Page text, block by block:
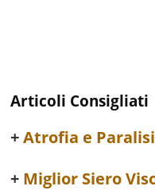
Articoli Consigliati
Atrofia e
Miglior Siero